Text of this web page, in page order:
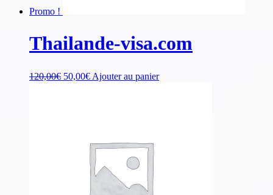
Promo !
Thailande-visa.com
120,00€ 50,00€ Ajouter au panier